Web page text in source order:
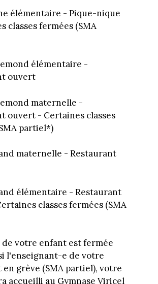
élémentaire - Pique-nique
classes fermées (SMA
élémentaire -
ouvert
maternelle -
ouvert - Certaines classes
partiel*)
maternelle - Restaurant
élémentaire - Restaurant
classes fermées (SMA
de votre enfant est fermée
l'enseignant-e de votre
en grève (SMA partiel), votre
accueilli au Gymnase Viricel